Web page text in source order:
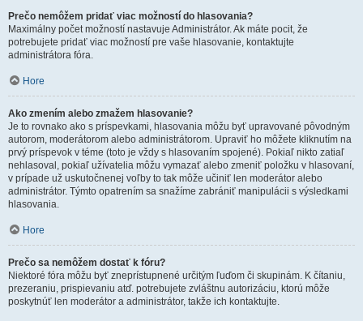
Prečo nemôžem pridať viac možností do hlasovania?
Maximálny počet možností nastavuje Administrátor. Ak máte pocit, že
potrebujete pridať viac možností pre vaše hlasovanie, kontaktujte
administrátora fóra.
Hore
Ako zmením alebo zmažem hlasovanie?
Je to rovnako ako s príspevkami, hlasovania môžu byť upravované pôvodným
autorom, moderátorom alebo administrátorom. Upraviť ho môžete kliknutím na
prvý príspevok v téme (toto je vždy s hlasovaním spojené). Pokiaľ nikto zatiaľ
nehlasoval, pokiaľ užívatelia môžu vymazať alebo zmeniť položku v hlasovaní,
v prípade už uskutočnenej voľby to tak môže učiniť len moderátor alebo
administrátor. Týmto opatrením sa snažíme zabrániť manipulácii s výsledkami
hlasovania.
Hore
Prečo sa nemôžem dostať k fóru?
Niektoré fóra môžu byť zneprístupnené určitým ľuďom či skupinám. K čítaniu,
prezeraniu, prispievaniu atď. potrebujete zvláštnu autorizáciu, ktorú môže
poskytnúť len moderátor a administrátor, takže ich kontaktujte.